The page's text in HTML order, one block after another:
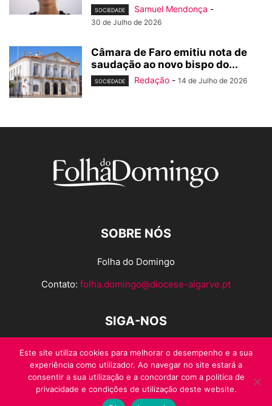
SOCIEDADE Samuel Mendonça -
30 de Julho de 2026
Câmara de Faro emitiu nota de
saudação ao novo bispo do...
SOCIEDADE Redação - 14 de Julho de 2026
SOBRE NÓS
Folha do Domingo
Contato: folha.domingo@diocese-algarve.pt
SIGA-NOS
Este site utiliza cookies para melhorar o desempenho e a sua
experiência como utilizador. Ao navegar no site estará a
consentir a sua utilização e a concordar com a politica de
privacidade e condições de utilização deste website.